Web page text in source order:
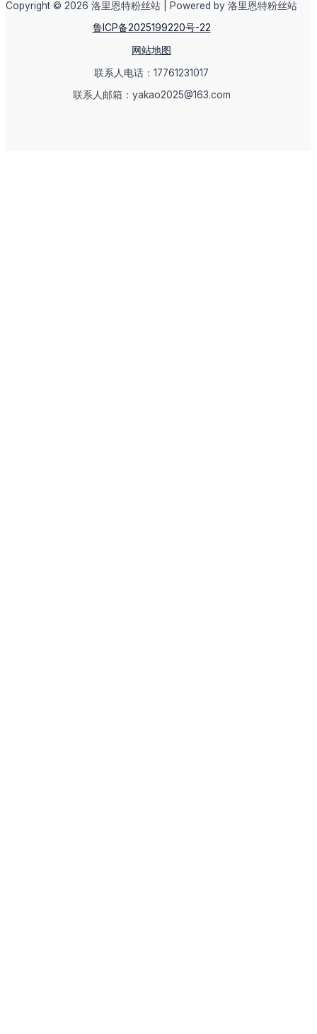
Copyright © 2026 洛里恩特粉丝站 | Powered by 洛里恩特粉丝站
鲁ICP备2025199220号-22
网站地图
联系人电话：17761231017
联系人邮箱：yakao2025@163.com